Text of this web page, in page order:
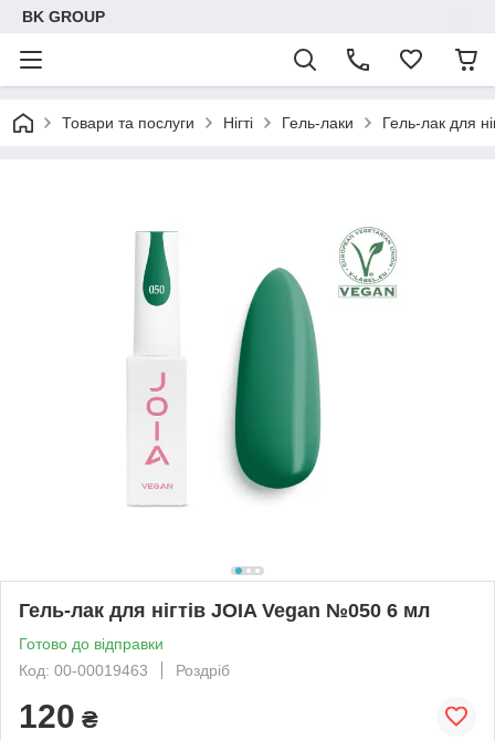
BK GROUP
Товари та послуги Нігті Гель-лаки Гель-лак для
Гель-лак для нігтів JOIA Vegan №050 6 мл
Готово до відправки
Код: 00-00019463
Роздріб
120 ₴